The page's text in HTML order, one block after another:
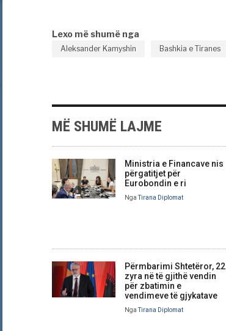
Lexo më shumë nga
Aleksander Kamyshin Bashkia e Tiranes
MË SHUMË LAJME
Ministria e Financave nis
përgatitjet për
Eurobondin e ri
NgaTirana Diplomat
Përmbarimi Shtetëror, 22
zyra në të gjithë vendin
për zbatimin e
vendimeve të gjykatave
NgaTirana Diplomat